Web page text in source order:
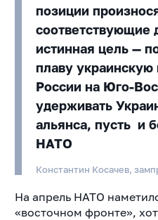
позиции
соответствующие
истинная цель —
плаву украинскую
России на Юго-
удерживать
альянса, пусть и
НАТО
Константин Косачев,
На апрель НАТО
«восточном фронте»,